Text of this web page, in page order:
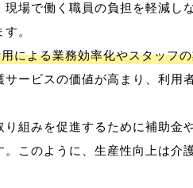
現場で働く職員の負担を軽減し
。
による業務効率化やスタッフ
サービスの価値が高まり、利用
り組みを促進するために補助金
。このように、生産性向上は